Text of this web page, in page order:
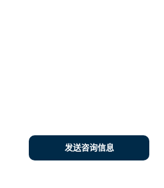
发送咨询信息